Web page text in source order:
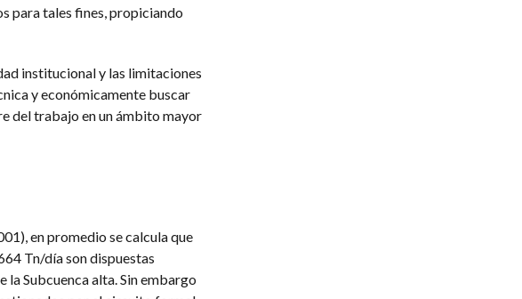
para tales fines, propiciando
institucional y las limitaciones
y económicamente buscar
del trabajo en un ámbito mayor
en promedio se calcula que
Tn/día son dispuestas
Subcuenca alta. Sin embargo